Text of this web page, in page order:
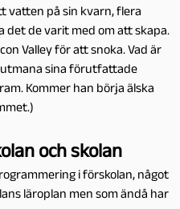
vatten på sin kvarn, flera
de varit med om att skapa.
Valley för att snoka. Vad är
sina förutfattade
Kommer han börja älska
och skolan
i förskolan, något
läroplan men som ändå har